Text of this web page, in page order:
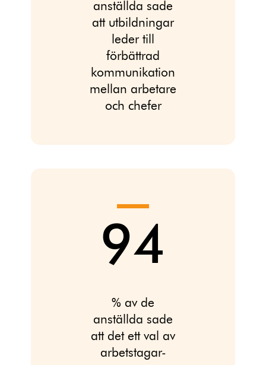
anställda sade
att utbildningar
leder till
förbättrad
kommunikation
mellan arbetare
och chefer
94
% av de
anställda sade
att det ett val av
arbetstagar-